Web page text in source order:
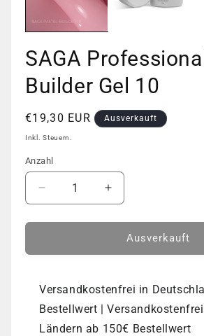
SAGA
Builder Gel 10
Normaler
Preis
€19,30 EUR Ausverkauft
Inkl. Steuern.
Anzahl
Anzahl
Verringere
die
Menge
SAGA
Pastel
Builder
Gel
10
Erhöhe
die
Menge
SAGA
Pastel
Builder
Gel
10
Ausverkauft
Versandkostenfrei in
Bestellwert |
Ländern ab 150€ Bestellwert